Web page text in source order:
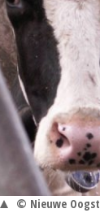
© Nieuwe Oogst